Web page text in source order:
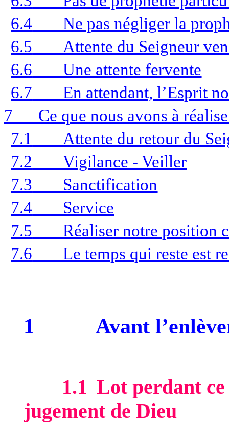
6.4
Ne pas négliger la
6.5
Attente du Seigneur
6.6
Une attente fervente
6.7
En attendant, l’Esprit
7
Ce que nous avons à
7.1
Attente du retour du
7.2
Vigilance - Veiller
7.3
Sanctification
7.4
Service
7.5
Réaliser notre position
7.6
Le temps qui reste est
1 Avant
1.1 Lot perdant ce
jugement de Dieu